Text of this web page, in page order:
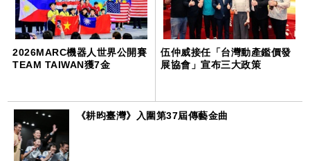
2026MARC機器人世界公開賽
TEAM TAIWAN獲7金
伍仲威接任「台灣動產鑑價發
展協會」宣布三大政策
《耕昀臺灣》入圍第37屆傳藝金曲